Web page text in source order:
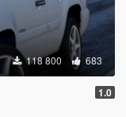
118 800 683
1.0